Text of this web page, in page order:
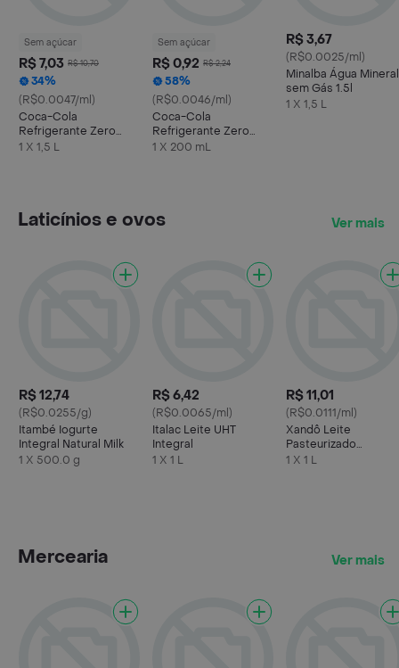
Sem açúcar
R$ 7,03 R$ 10,70
34%
(R$0.0047/ml)
Coca-Cola
Refrigerante Zero
Açúcar Garrafa 1.5 l
1 X 1,5 L
Sem açúcar
R$ 0,92 R$ 2,24
58%
(R$0.0046/ml)
Coca-Cola
Refrigerante Zero
Açúcar Mini Garrafa
1 X 200 mL
R$ 3,67
(R$0.0025/ml)
Minalba Água Mineral
sem Gás 1.5l
1 X 1,5 L
Laticínios e ovos Ver mais
R$ 12,74
(R$0.0255/g)
Itambé Iogurte
Integral Natural Milk
1 X 500.0 g
R$ 6,42
(R$0.0065/ml)
Italac Leite UHT
Integral
1 X 1 L
R$ 11,01
(R$0.0111/ml)
Xandô Leite
Pasteurizado
Homogeneizado Tipo
1 X 1 L
Mercearia Ver mais